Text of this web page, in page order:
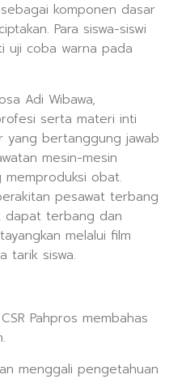
komponen dasar
Para siswa-siswi
uji coba warna pada
Adi Wibawa,
serta materi inti
bertanggung jawab
mesin-mesin
obat.
pesawat terbang
dapat terbang dan
melalui film
tarik siswa.
Pahpros membahas
menggali pengetahuan